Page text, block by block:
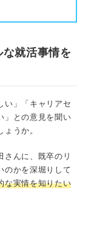
就活事情を
い」「キャリアセ
」との意見を聞い
うか。
さんに、既卒のリ
のかを深堀りして
な実情を知りたい